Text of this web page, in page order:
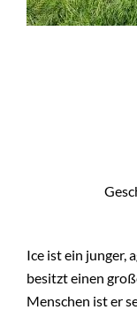
Ice ist ein junger,
besitzt einen
Menschen ist er